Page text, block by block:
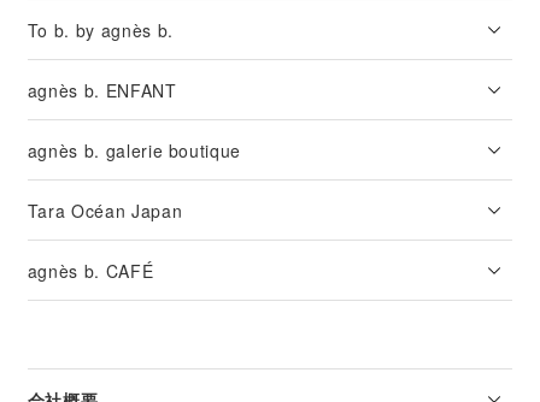
To b. by agnès b.
agnès b. ENFANT
agnès b. galerie boutique
Tara Océan Japan
agnès b. CAFÉ